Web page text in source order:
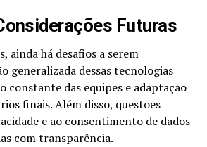
Futuras
ainda há desafios a serem
generalizada dessas tecnologias
constante das equipes e adaptação
finais. Além disso, questões
e ao consentimento de dados
com transparência.